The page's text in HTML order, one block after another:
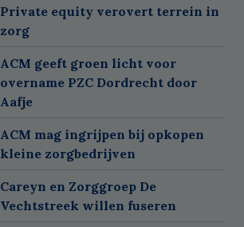
Private equity verovert terrein in
zorg
ACM geeft groen licht voor
overname PZC Dordrecht door
Aafje
ACM mag ingrijpen bij opkopen
kleine zorgbedrijven
Careyn en Zorggroep De
Vechtstreek willen fuseren